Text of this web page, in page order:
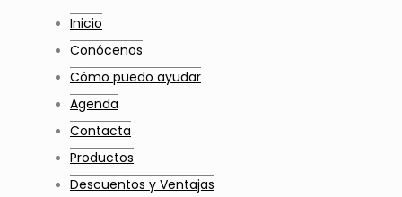
Inicio
Conócenos
Cómo puedo ayudar
Agenda
Contacta
Productos
Descuentos y Ventajas